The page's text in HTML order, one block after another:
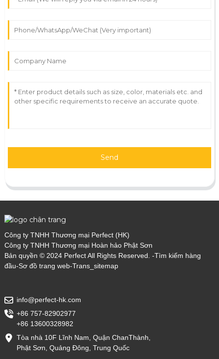
Send
Công ty TNHH Thương mại Perfect (HK)
Công ty TNHH Thương mại Hoàn hảo Phật Sơn
Bản quyền © 2024 Perfect All Rights Reserved. -Tìm kiếm hàng
đầu-Sơ đồ trang web-Trans_sitemap
info@perfect-hk.com
+86 757-82902977
+86 13600328982
Tòa nhà 10F Lĩnh Nam, Quận ChanThành,
Phật Sơn, Quảng Đông, Trung Quốc